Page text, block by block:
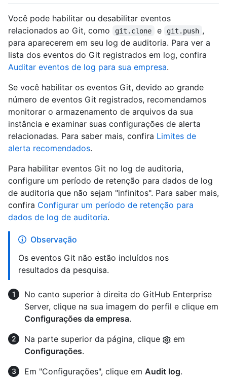
Você pode habilitar ou desabilitar eventos
relacionados ao Git, como
git.clone e git.push ,
para aparecerem em seu log de auditoria. Para ver a
lista dos eventos do Git registrados em log, confira
Auditar eventos de log para sua empresa.
Se você habilitar os eventos Git, devido ao grande
número de eventos Git registrados, recomendamos
monitorar o armazenamento de arquivos da sua
instância e examinar suas configurações de alerta
relacionadas. Para saber mais, confira Limites de
alerta recomendados.
Para habilitar eventos Git no log de auditoria,
configure um período de retenção para dados de log
de auditoria que não sejam "infinitos". Para saber mais,
confira Configurar um período de retenção para
dados de log de auditoria.
Observação
Os eventos Git não estão incluídos nos
resultados da pesquisa.
No canto superior à direita do GitHub Enterprise
Server, clique na sua imagem do perfil e clique em
Configurações da empresa.
Na parte superior da página, clique
em
Configurações.
Em "Configurações", clique em Audit log.